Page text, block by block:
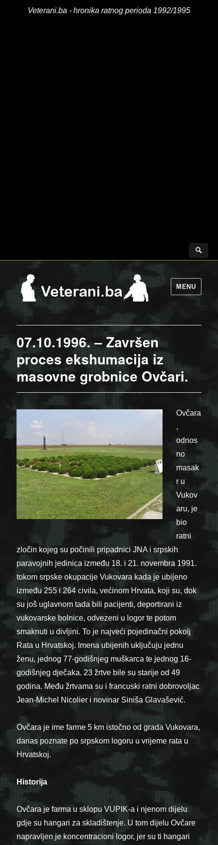
Veterani.ba - hronika ratnog perioda 1992/1995
MENU
07.10.1996. – Završen
proces ekshumacija iz
masovne grobnice Ovčari.
Ovčara
,
odnos
no
masak
r u
Vukov
aru, je
bio
ratni
zločin kojeg su počinili pripadnici JNA i srpskih
paravojnih jedinica između 18. i 21. novembra 1991.
tokom srpske okupacije Vukovara kada je ubijeno
između 255 i 264 civila, većinom Hrvata, koji su, dok
su još uglavnom tada bili pacijenti, deportirani iz
vukovarske bolnice, odvezeni u logor te potom
smaknuti u divljini. To je najveći pojedinačni pokolj
Rata u Hrvatskoj. Imena ubijenih uključuju jednu
ženu, jednog 77-godišnjeg muškarca te jednog 16-
godišnjeg dječaka. 23 žrtve bile su starije od 49
godina. Među žrtvama su i francuski ratni dobrovoljac
Jean-Michel Nicolier i novinar Siniša Glavašević.
Ovčara je ime farme 5 km istočno od grada Vukovara,
danas poznate po srpskom logoru u vrijeme rata u
Hrvatskoj.
Historija
Ovčara je farma u sklopu VUPIK-a i njenom dijelu
gdje su hangari za skladištenje. U tom dijelu Ovčare
napravljen je koncentracioni logor, jer su ti hangari